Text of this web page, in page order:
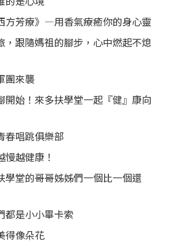
方芳療》—用香氣療癒你的身心靈
，跟隨媽祖的腳步，心中燃起不熄
團來襲
開始！來多扶學堂一起『健』康向
春唱跳俱樂部
越健康！
學堂的哥哥姊姊們一個比一個還
都是小小畢卡索
得像朵花